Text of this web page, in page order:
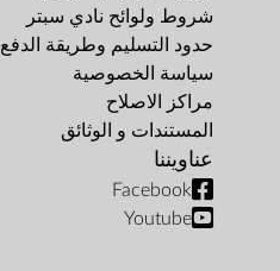
شروط ولوائح نادي سبتر
حدود التسليم وطريقة الدفع
سياسة الخصوصية
مراكز الاصلاح
المستندات و الوثائق
عناويننا
Facebook
Youtube